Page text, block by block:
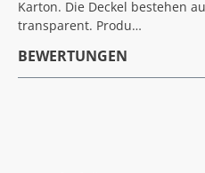
Karton. Die Deckel bestehen
transparent. Produ…
BEWERTUNGEN